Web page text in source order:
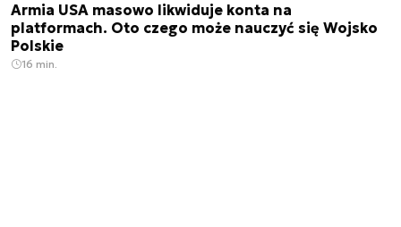
Armia USA masowo likwiduje konta na
platformach. Oto czego może nauczyć się Wojsko
Polskie
16 min.